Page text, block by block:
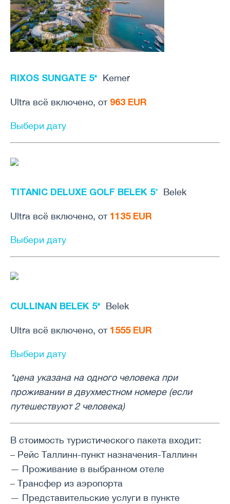
RIXOS SUNGATE 5* Kemer
Ultra всё включено, от 963 EUR
Выбери дату
TITANIC DELUXE GOLF BELEK 5* Belek
Ultra всё включено, от 1135 EUR
Выбери дату
CULLINAN BELEK 5* Belek
Ultra всё включено, от 1555 EUR
Выбери дату
*цена указана на одного человека при
проживании в двухместном номере (если
путешествуют 2 человека)
В стоимость туристического пакета входит:
– Рейс Таллинн-пункт назначения-Таллинн
— Проживание в выбранном отеле
– Трансфер из аэропорта
— Представительские услуги в пункте